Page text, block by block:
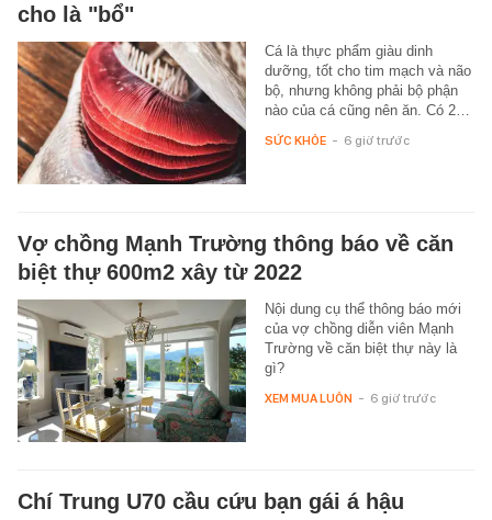
cho là "bổ"
Cá là thực phẩm giàu dinh
dưỡng, tốt cho tim mạch và não
bộ, nhưng không phải bộ phận
nào của cá cũng nên ăn. Có 2…
SỨC KHỎE - 6 giờ trước
Vợ chồng Mạnh Trường thông báo về căn
biệt thự 600m2 xây từ 2022
Nội dung cụ thể thông báo mới
của vợ chồng diễn viên Mạnh
Trường về căn biệt thự này là
gì?
XEM MUA LUÔN - 6 giờ trước
Chí Trung U70 cầu cứu bạn gái á hậu